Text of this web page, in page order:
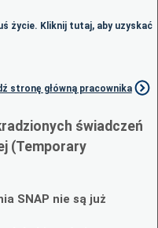
życie. Kliknij tutaj, aby uzyskać
stronę główną pracownika
świadczeń
(Temporary
SNAP nie są już